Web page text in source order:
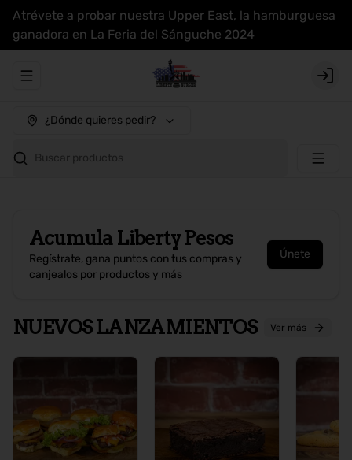
Atrévete a probar nuestra Upper East, la hamburguesa
ganadora en La Feria del Sánguche 2024
Abrir menu de navegación Login
¿Dónde quieres pedir?
Buscar productos
Acumula Liberty Pesos
Regístrate, gana puntos con tus compras y
canjealos por productos y más
Únete
NUEVOS LANZAMIENTOS Ver más